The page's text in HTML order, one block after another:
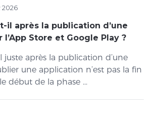
2026
il après la publication d’une
Store et Google Play ?
juste après la publication d’une
une application n’est pas la fin
début de la phase ...